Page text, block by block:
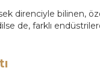
direnciyle bilinen,
de, farklı